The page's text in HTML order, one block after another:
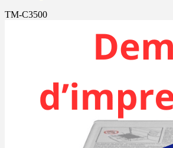
TM-C3500